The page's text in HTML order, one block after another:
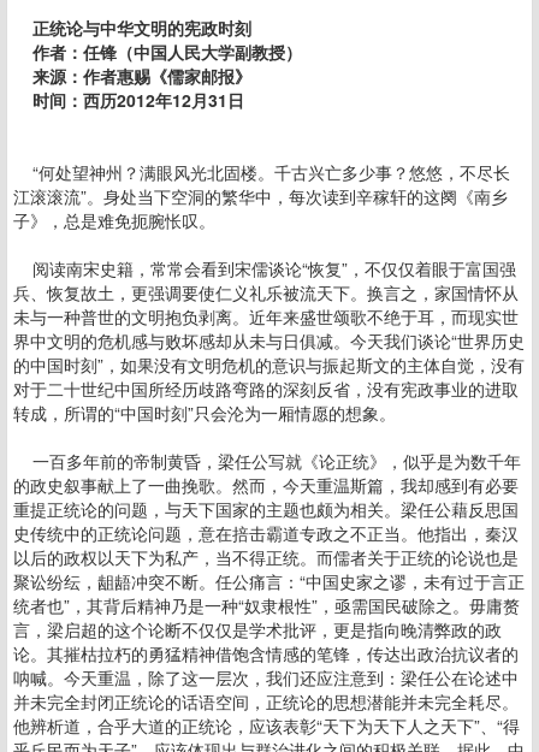
正统论与中华文明的宪政时刻
作者：任锋（中国人民大学副教授）
来源：作者惠赐《儒家邮报》
时间：西历2012年12月31日
“何处望神州？满眼风光北固楼。千古兴亡多少事？悠悠，不尽长
江滚滚流”。身处当下空洞的繁华中，每次读到辛稼轩的这阕《南乡
子》，总是难免扼腕怅叹。
阅读南宋史籍，常常会看到宋儒谈论“恢复”，不仅仅着眼于富国强
兵、恢复故土，更强调要使仁义礼乐被流天下。换言之，家国情怀从
未与一种普世的文明抱负剥离。近年来盛世颂歌不绝于耳，而现实世
界中文明的危机感与败坏感却从未与日俱减。今天我们谈论“世界历史
的中国时刻”，如果没有文明危机的意识与振起斯文的主体自觉，没有
对于二十世纪中国所经历歧路弯路的深刻反省，没有宪政事业的进取
转成，所谓的“中国时刻”只会沦为一厢情愿的想象。
一百多年前的帝制黄昏，梁任公写就《论正统》，似乎是为数千年
的政史叙事献上了一曲挽歌。然而，今天重温斯篇，我却感到有必要
重提正统论的问题，与天下国家的主题也颇为相关。梁任公藉反思国
史传统中的正统论问题，意在掊击霸道专政之不正当。他指出，秦汉
以后的政权以天下为私产，当不得正统。而儒者关于正统的论说也是
聚讼纷纭，龃龉冲突不断。任公痛言：“中国史家之谬，未有过于言正
统者也”，其背后精神乃是一种“奴隶根性”，亟需国民破除之。毋庸赘
言，梁启超的这个论断不仅仅是学术批评，更是指向晚清弊政的政
论。其摧枯拉朽的勇猛精神借饱含情感的笔锋，传达出政治抗议者的
呐喊。今天重温，除了这一层次，我们还应注意到：梁任公在论述中
并未完全封闭正统论的话语空间，正统论的思想潜能并未完全耗尽。
他辨析道，合乎大道的正统论，应该表彰“天下为天下人之天下”、“得